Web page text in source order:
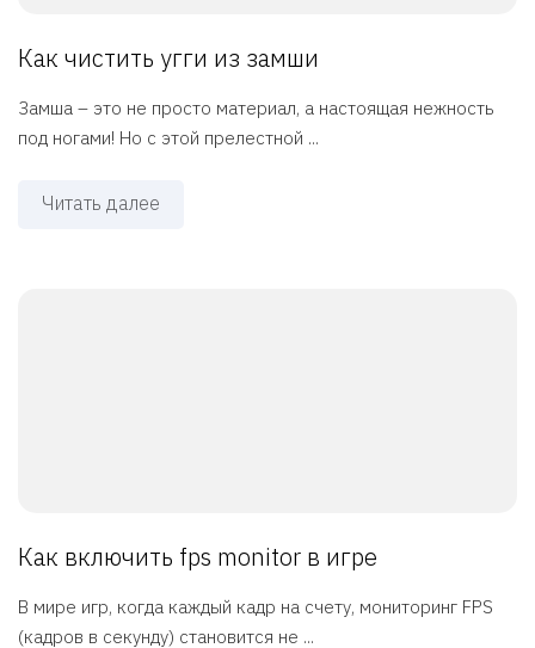
Как чистить угги из замши
Замша – это не просто материал, а настоящая нежность
под ногами! Но с этой прелестной ...
Читать далее
Как включить fps monitor в игре
В мире игр, когда каждый кадр на счету, мониторинг FPS
(кадров в секунду) становится не ...